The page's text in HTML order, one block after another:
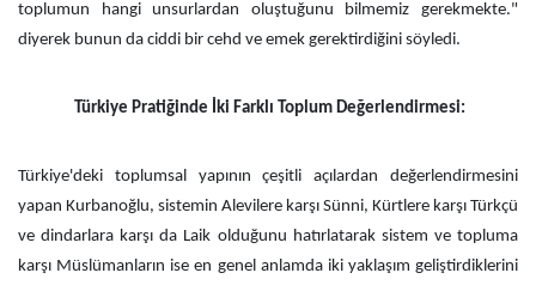
toplumun hangi unsurlardan oluştuğunu bilmemiz gerekmekte."
diyerek bunun da ciddi bir cehd ve emek gerektirdiğini söyledi.
Türkiye Pratiğinde İki Farklı Toplum Değerlendirmesi:
Türkiye'deki toplumsal yapının çeşitli açılardan değerlendirmesini
yapan Kurbanoğlu, sistemin Alevilere karşı Sünni, Kürtlere karşı Türkçü
ve dindarlara karşı da Laik olduğunu hatırlatarak sistem ve topluma
karşı Müslümanların ise en genel anlamda iki yaklaşım geliştirdiklerini